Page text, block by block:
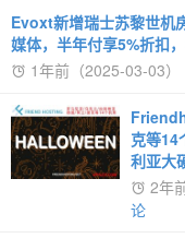
Evoxt新增瑞士苏黎世机
媒体，半年付享5%折扣
1年前（2025-03-03）
克等14
利亚大
2年
论